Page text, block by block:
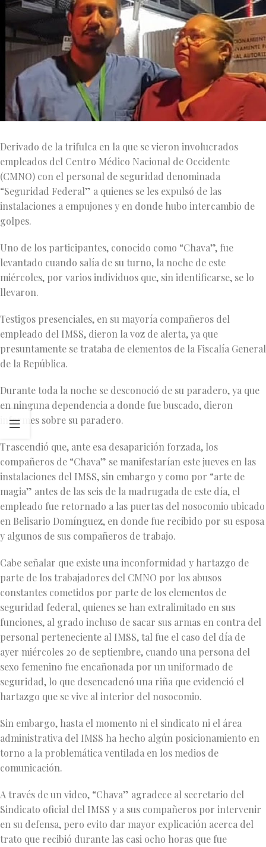
Derivado de la trifulca en la que se vieron involucrados
empleados del Centro Médico Nacional de Occidente
(CMNO) con el personal de seguridad denominada
“Seguridad Federal” a quienes se les expulsó de las
instalaciones a empujones y en donde hubo intercambio de
golpes.
Uno de los participantes, conocido como “Chava”, fue
levantado cuando salía de su turno, la noche de este
miércoles, por varios individuos que, sin identificarse, se lo
llevaron.
Testigos presenciales, en su mayoría compañeros del
empleado del IMSS, dieron la voz de alerta, ya que
presuntamente se trataba de elementos de la Fiscalía General
de la República.
Durante toda la noche se desconoció de su paradero, ya que
en ninguna dependencia a donde fue buscado, dieron
informes sobre su paradero.
Trascendió que, ante esa desaparición forzada, los
compañeros de “Chava” se manifestarían este jueves en las
instalaciones del IMSS, sin embargo y como por “arte de
magia” antes de las seis de la madrugada de este día, el
empleado fue retornado a las puertas del nosocomio ubicado
en Belisario Domínguez, en donde fue recibido por su esposa
y algunos de sus compañeros de trabajo.
Cabe señalar que existe una inconformidad y hartazgo de
parte de los trabajadores del CMNO por los abusos
constantes cometidos por parte de los elementos de
seguridad federal, quienes se han extralimitado en sus
funciones, al grado incluso de sacar sus armas en contra del
personal perteneciente al IMSS, tal fue el caso del día de
ayer miércoles 20 de septiembre, cuando una persona del
sexo femenino fue encañonada por un uniformado de
seguridad, lo que desencadenó una riña que evidenció el
hartazgo que se vive al interior del nosocomio.
Sin embargo, hasta el momento ni el sindicato ni el área
administrativa del IMSS ha hecho algún posicionamiento en
torno a la problemática ventilada en los medios de
comunicación.
A través de un video, “Chava” agradece al secretario del
Sindicato oficial del IMSS y a sus compañeros por intervenir
en su defensa, pero evito dar mayor explicación acerca del
trato que recibió durante las casi ocho horas que fue